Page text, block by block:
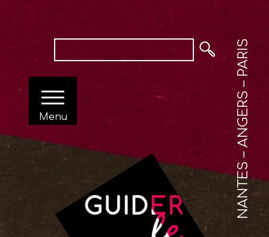
NANTES – ANGERS – PARIS
Menu